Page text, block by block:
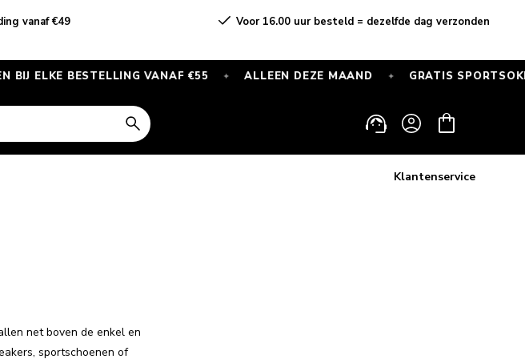
vanaf €49 Voor 16.00 uur besteld = dezelfde dag verzonden
VANAF €55 ✦ ALLEEN DEZE MAAND ✦ GRATIS SPORTSOKKEN BIJ
InloggenWinkelwagen
Klantenservice
net boven de enkel en
sportschoenen of